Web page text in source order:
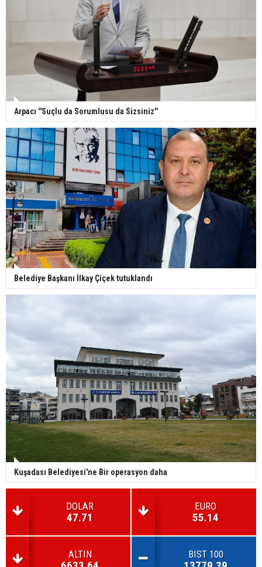
Arpacı ''Suçlu da Sorumlusu da Sizsiniz''
Belediye Başkanı İlkay Çiçek tutuklandı
Kuşadası Belediyesi'ne Bir operasyon daha
DOLAR
47.71
EURO
55.14
ALTIN BIST 100